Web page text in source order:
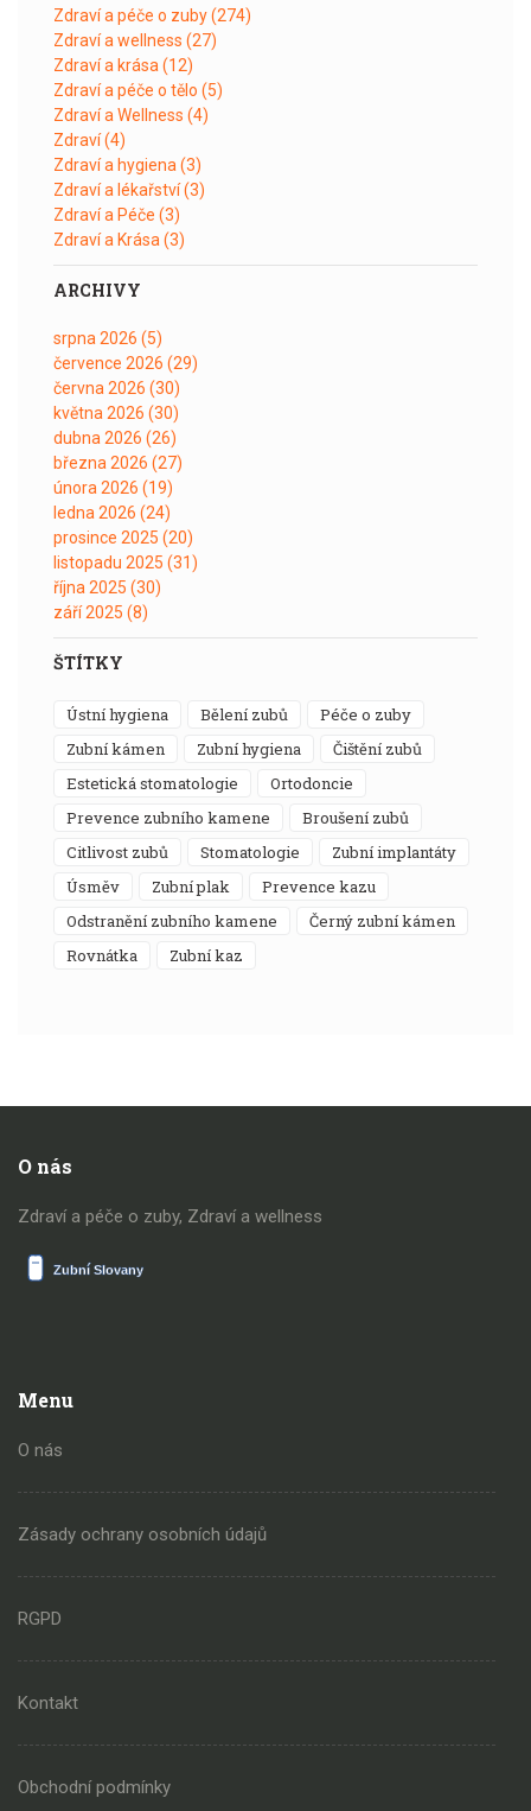
Zdraví a péče o zuby(274)
Zdraví a wellness (27)
Zdraví a krása(12)
Zdraví a péče o tělo (5)
Zdraví a Wellness (4)
Zdraví(4)
Zdraví a hygiena(3)
Zdraví a lékařství(3)
Zdraví a Péče (3)
Zdraví a Krása(3)
ARCHIVY
srpna 2026 (5)
července 2026 (29)
června 2026 (30)
května 2026 (30)
dubna 2026 (26)
března 2026 (27)
února 2026 (19)
ledna 2026 (24)
prosince 2025 (20)
listopadu 2025 (31)
října 2025 (30)
září 2025 (8)
ŠTÍTKY
ústní hygiena bělení zubů
péče o zuby
zubní kámen
zubní hygiena
čištění zubů
estetická stomatologie
ortodoncie
prevence zubního kamene
broušení zubů
citlivost zubů
stomatologie
zubní implantáty
úsměv
zubní plak
prevence kazu
odstranění zubního kamene
černý zubní kámen
rovnátka
zubní kaz
O nás
Zdraví a péče o zuby, Zdraví a wellness
Menu
O nás
Zásady ochrany osobních údajů
RGPD
Kontakt
Obchodní podmínky